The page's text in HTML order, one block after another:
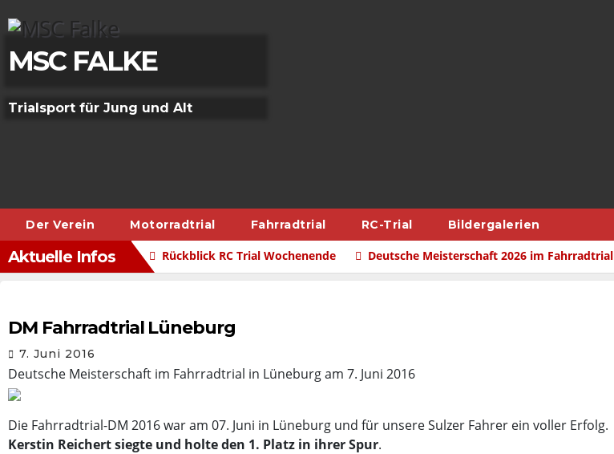
to
content
MSC FALKE
Trialsport für Jung und Alt
Der Verein Motorradtrial Fahrradtrial RC-Trial Bildergalerien
Aktuelle Infos Rückblick RC Trial Wochenende Deutsche Meisterschaft 2026 im Fahrradtrial
DM Fahrradtrial Lüneburg
7. Juni 2016
Deutsche Meisterschaft im Fahrradtrial in Lüneburg am 7. Juni 2016
Die Fahrradtrial-DM 2016 war am 07. Juni in Lüneburg und für unsere Sulzer Fahrer ein voller Erfolg.
Kerstin Reichert siegte und holte den 1. Platz in ihrer Spur.